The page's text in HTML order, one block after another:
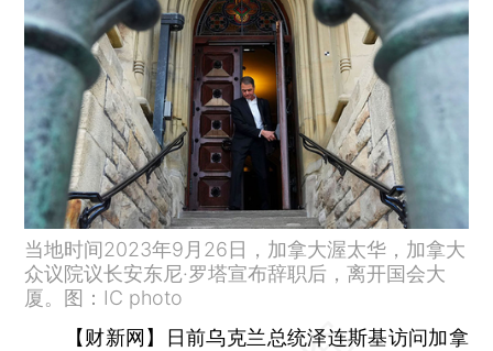
当地时间2023年9月26日，加拿大渥太华，加拿大
众议院议长安东尼·罗塔宣布辞职后，离开国会大
厦。图：IC photo
【财新网】
日前乌克兰总统泽连斯基访问加拿